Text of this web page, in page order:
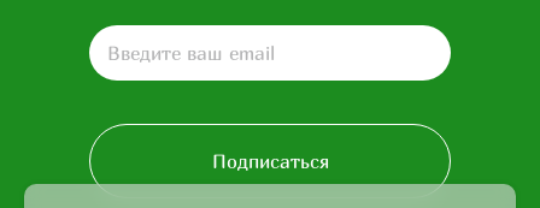
Подписаться